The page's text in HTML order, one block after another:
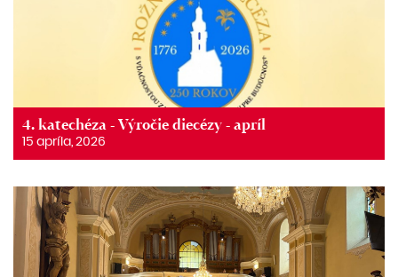
4. katechéza - Výročie diecézy - apríl
15 apríla, 2026